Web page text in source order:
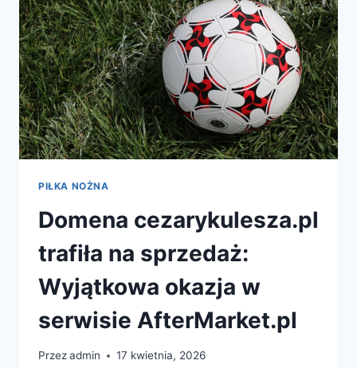
PIŁKA NOŻNA
Domena cezarykulesza.pl
trafiła na sprzedaż:
Wyjątkowa okazja w
serwisie AfterMarket.pl
Przezadmin 17 kwietnia, 2026